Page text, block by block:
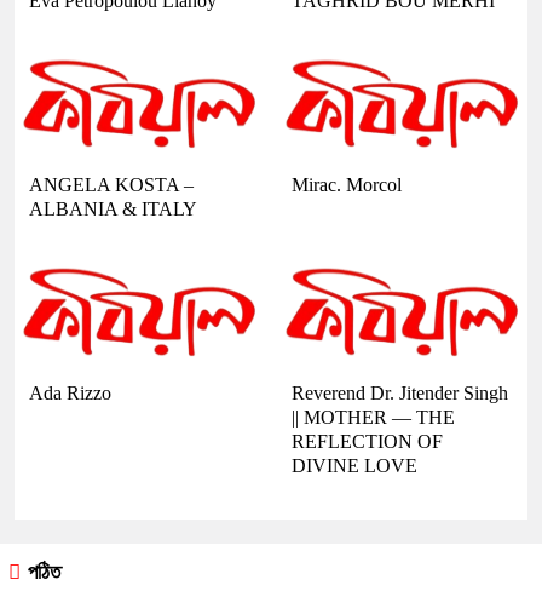
ANGELA KOSTA –
ALBANIA & ITALY
Mirac. Morcol
Ada Rizzo
Reverend Dr. Jitender Singh
|| MOTHER — THE
REFLECTION OF
DIVINE LOVE
পঠিত